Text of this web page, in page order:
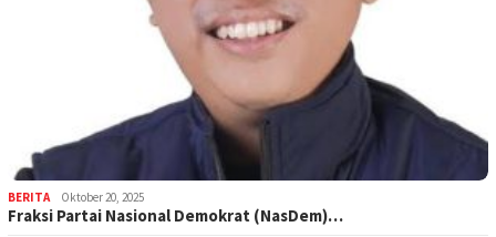
BERITA Oktober 20, 2025
Fraksi Partai Nasional Demokrat (NasDem)…